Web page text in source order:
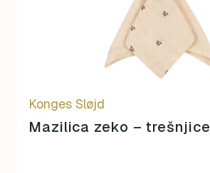
Konges Sløjd
Mazilica zeko – trešnjice